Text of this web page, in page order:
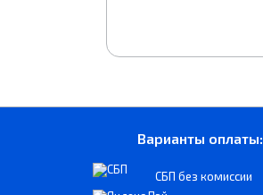
Варианты оплаты:
СБП без комиссии